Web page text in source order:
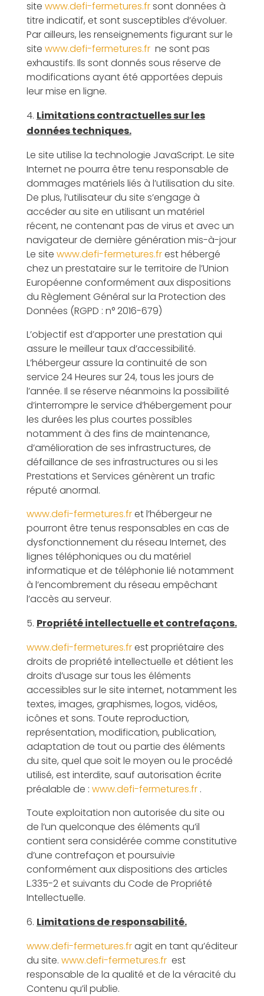
site www.defi-fermetures.frsont données à
titre indicatif, et sont susceptibles d’évoluer.
Par ailleurs, les renseignements figurant sur le
site www.defi-fermetures.frne sont pas
exhaustifs. Ils sont donnés sous réserve de
modifications ayant été apportées depuis
leur mise en ligne.
Limitations contractuelles sur les
données techniques.
Le site utilise la technologie JavaScript. Le site
Internet ne pourra être tenu responsable de
dommages matériels liés à l’utilisation du site.
De plus, l’utilisateur du site s’engage à
accéder au site en utilisant un matériel
récent, ne contenant pas de virus et avec un
navigateur de dernière génération mis-à-jour
Le site www.defi-fermetures.frest hébergé
chez un prestataire sur le territoire de l’Union
Européenne conformément aux dispositions
du Règlement Général sur la Protection des
Données (RGPD : n° 2016-679)
L’objectif est d’apporter une prestation qui
assure le meilleur taux d’accessibilité.
L’hébergeur assure la continuité de son
service 24 Heures sur 24, tous les jours de
l’année. Il se réserve néanmoins la possibilité
d’interrompre le service d’hébergement pour
les durées les plus courtes possibles
notamment à des fins de maintenance,
d’amélioration de ses infrastructures, de
défaillance de ses infrastructures ou si les
Prestations et Services génèrent un trafic
réputé anormal.
www.defi-fermetures.fret l’hébergeur ne
pourront être tenus responsables en cas de
dysfonctionnement du réseau Internet, des
lignes téléphoniques ou du matériel
informatique et de téléphonie lié notamment
à l’encombrement du réseau empêchant
l’accès au serveur.
Propriété intellectuelle et contrefaçons.
www.defi-fermetures.frest propriétaire des
droits de propriété intellectuelle et détient les
droits d’usage sur tous les éléments
accessibles sur le site internet, notamment les
textes, images, graphismes, logos, vidéos,
icônes et sons. Toute reproduction,
représentation, modification, publication,
adaptation de tout ou partie des éléments
du site, quel que soit le moyen ou le procédé
utilisé, est interdite, sauf autorisation écrite
préalable de : www.defi-fermetures.fr.
Toute exploitation non autorisée du site ou
de l’un quelconque des éléments qu’il
contient sera considérée comme constitutive
d’une contrefaçon et poursuivie
conformément aux dispositions des articles
L.335-2 et suivants du Code de Propriété
Intellectuelle.
Limitations de responsabilité.
www.defi-fermetures.fragit en tant qu’éditeur
du site. www.defi-fermetures.frest
responsable de la qualité et de la véracité du
Contenu qu’il publie.